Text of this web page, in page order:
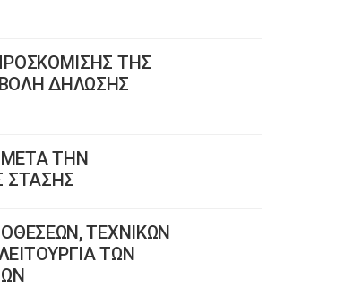
ΤΗΣ
ΔΗΛΩΣΗΣ
ΜΕΤΑ ΤΗΝ
ΣΤΑΣΗΣ
ΤΕΧΝΙΚΩΝ
ΤΩΝ